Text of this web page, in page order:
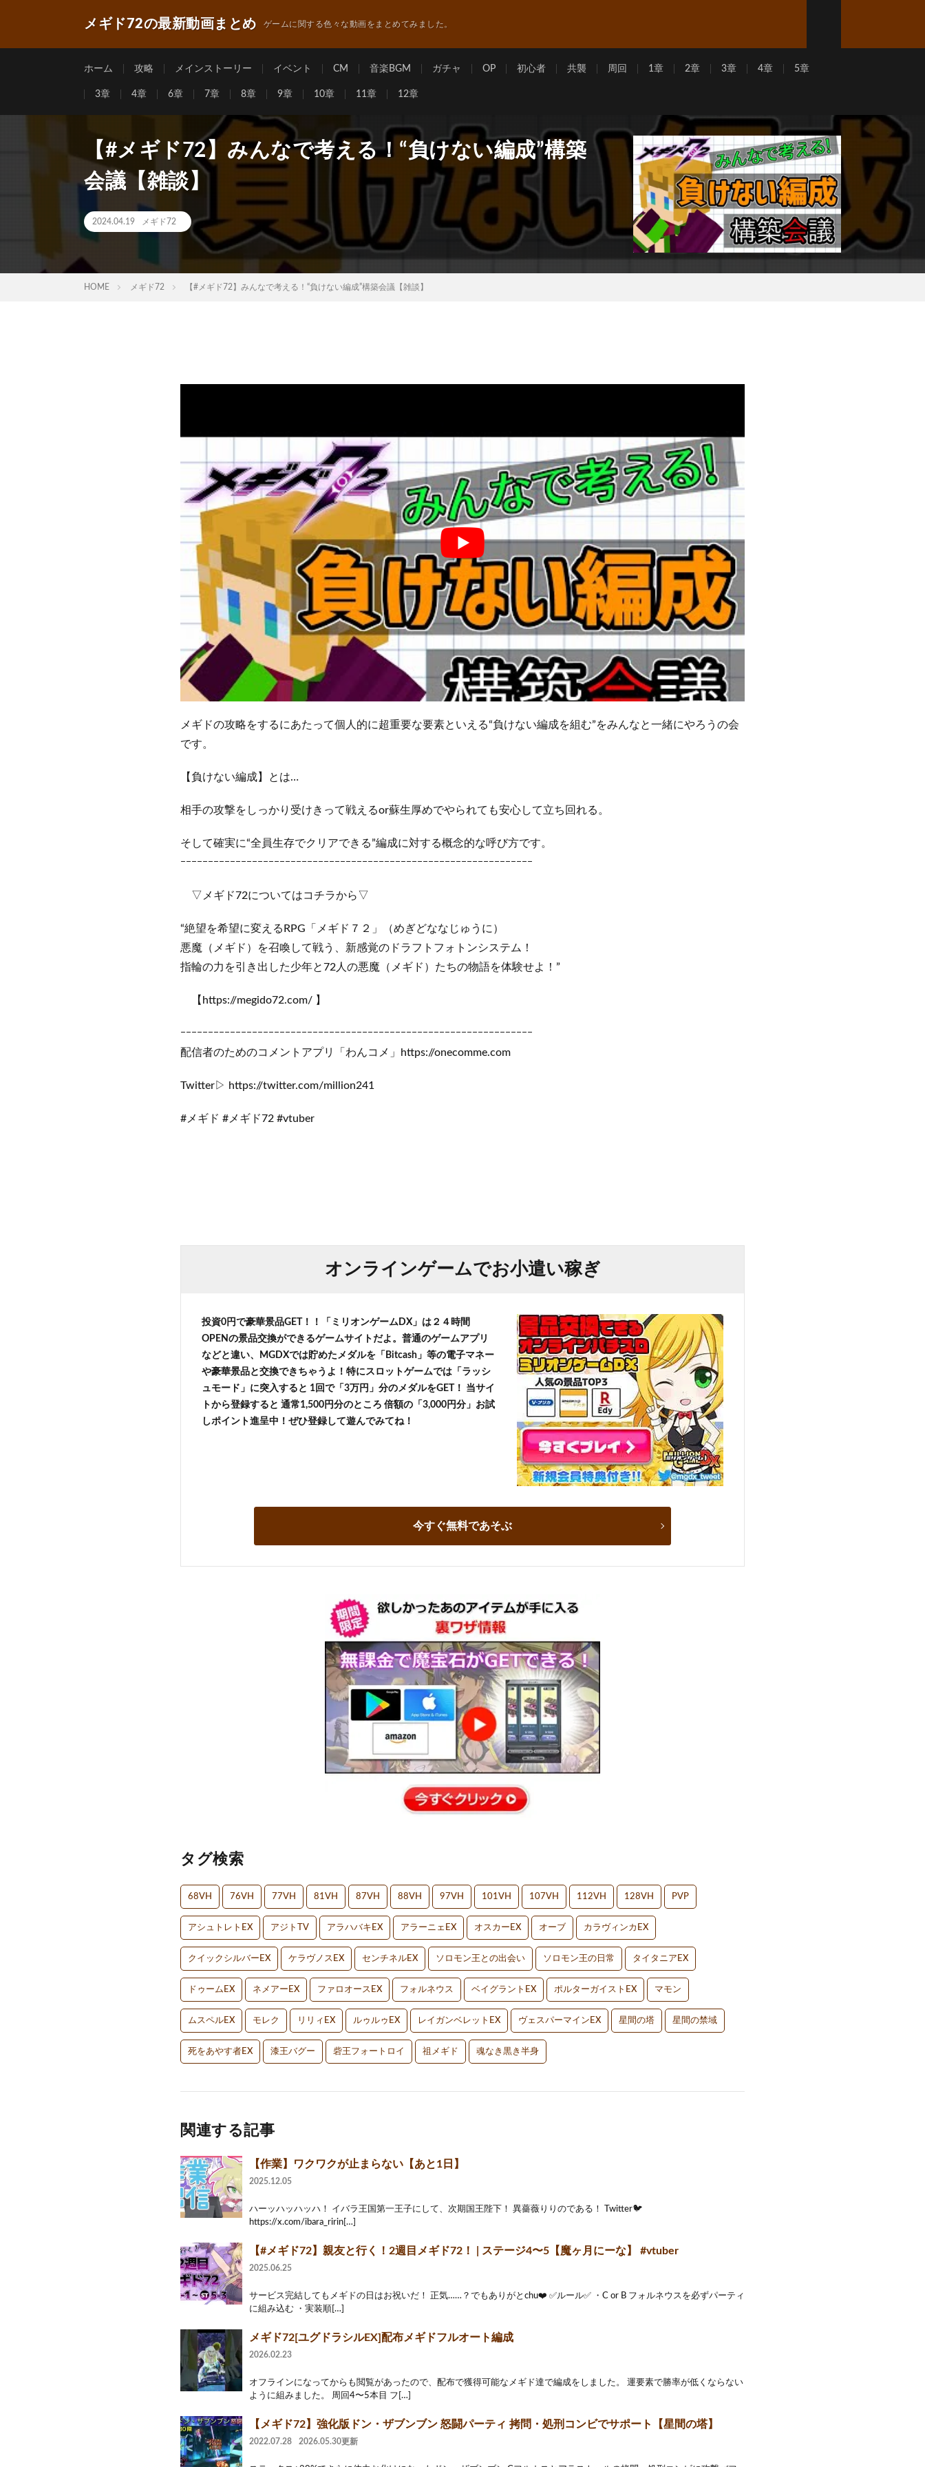
メギド72の最新動画まとめ ゲームに関する色々な動画をまとめてみました。
ホーム 攻略 メインストーリー イベント CM 音楽BGM ガチャ OP 初心者 共襲 周回 1章 2章 3章 4章 5章
3章 4章 6章 7章 8章 9章 10章 11章 12章
【#メギド72】みんなで考える！“負けない編成”構築
会議【雑談】
2024.04.19 メギド72
HOME メギド72 【#メギド72】みんなで考える！“負けない編成”構築会議【雑談】
メギドの攻略をするにあたって個人的に超重要な要素といえる“負けない編成を組む”をみんなと一緒にやろうの会
です。
【負けない編成】とは…
相手の攻撃をしっかり受けきって戦えるor蘇生厚めでやられても安心して立ち回れる。
そして確実に“全員生存でクリアできる”編成に対する概念的な呼び方です。
ｰｰｰｰｰｰｰｰｰｰｰｰｰｰｰｰｰｰｰｰｰｰｰｰｰｰｰｰｰｰｰｰｰｰｰｰｰｰｰｰｰｰｰｰｰｰｰｰｰｰｰｰｰｰｰｰｰｰｰｰｰｰｰｰ
▽メギド72についてはコチラから▽
“絶望を希望に変えるRPG「メギド７２」（めぎどななじゅうに）
悪魔（メギド）を召喚して戦う、新感覚のドラフトフォトンシステム！
指輪の力を引き出した少年と72人の悪魔（メギド）たちの物語を体験せよ！”
【https://megido72.com/ 】
ｰｰｰｰｰｰｰｰｰｰｰｰｰｰｰｰｰｰｰｰｰｰｰｰｰｰｰｰｰｰｰｰｰｰｰｰｰｰｰｰｰｰｰｰｰｰｰｰｰｰｰｰｰｰｰｰｰｰｰｰｰｰｰｰ
配信者のためのコメントアプリ「わんコメ」https://onecomme.com
Twitter▷ https://twitter.com/million241
#メギド #メギド72 #vtuber
オンラインゲームでお小遣い稼ぎ
投資0円で豪華景品GET！！「ミリオンゲームDX」は２４時間
OPENの景品交換ができるゲームサイトだよ。普通のゲームアプリ
などと違い、MGDXでは貯めたメダルを「Bitcash」等の電子マネー
や豪華景品と交換できちゃうよ！特にスロットゲームでは「ラッシ
ュモード」に突入すると 1回で「3万円」分のメダルをGET！ 当サイ
トから登録すると 通常1,500円分のところ 倍額の「3,000円分」お試
しポイント進呈中！ぜひ登録して遊んでみてね！
今すぐ無料であそぶ
タグ検索
68VH 76VH 77VH 81VH 87VH 88VH 97VH 101VH 107VH 112VH 128VH PVP
アシュトレトEX アジトTV アラハバキEX アラーニェEX オスカーEX オーブ カラヴィンカEX
クイックシルバーEX ケラヴノスEX センチネルEX ソロモン王との出会い ソロモン王の日常 タイタニアEX
ドゥームEX ネメアーEX ファロオースEX フォルネウス ベイグラントEX ポルターガイストEX マモン
ムスペルEX モレク リリィEX ルゥルゥEX レイガンベレットEX ヴェスパーマインEX 星間の塔 星間の禁域
死をあやす者EX 漆王バグー 砦王フォートロイ 祖メギド 魂なき黒き半身
関連する記事
【作業】ワクワクが止まらない【あと1日】
2025.12.05
ハーッハッハッハ！ イバラ王国第一王子にして、次期国王陛下！ 異薔薇りりのである！ Twitter🐦
https://x.com/ibara_ririn[…]
【#メギド72】親友と行く！2週目メギド72！ | ステージ4〜5【魔ヶ月にーな】 #vtuber
2025.06.25
サービス完結してもメギドの日はお祝いだ！ 正気……？でもありがとchu❤️ ✅ルール✅ ・C or B フォルネウスを必ずパーティ
に組み込む ・実装順[…]
メギド72[ユグドラシルEX]配布メギドフルオート編成
2026.02.23
オフラインになってからも閲覧があったので、配布で獲得可能なメギド達で編成をしました。 運要素で勝率が低くならない
ように組みました。 周回4〜5本目 フ[…]
【メギド72】強化版ドン・ザブンブン 怒闘パーティ 拷問・処刑コンビでサポート【星間の塔】
2022.07.28 2026.05.30更新